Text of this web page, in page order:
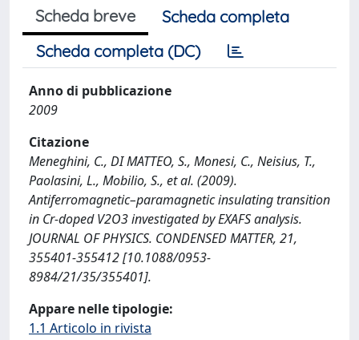
Scheda breve
Scheda completa
Scheda completa (DC)
Anno di pubblicazione
2009
Citazione
Meneghini, C., DI MATTEO, S., Monesi, C., Neisius, T.,
Paolasini, L., Mobilio, S., et al. (2009).
Antiferromagnetic–paramagnetic insulating transition
in Cr-doped V2O3 investigated by EXAFS analysis.
JOURNAL OF PHYSICS. CONDENSED MATTER, 21,
355401-355412 [10.1088/0953-
8984/21/35/355401].
Appare nelle tipologie:
1.1 Articolo in rivista